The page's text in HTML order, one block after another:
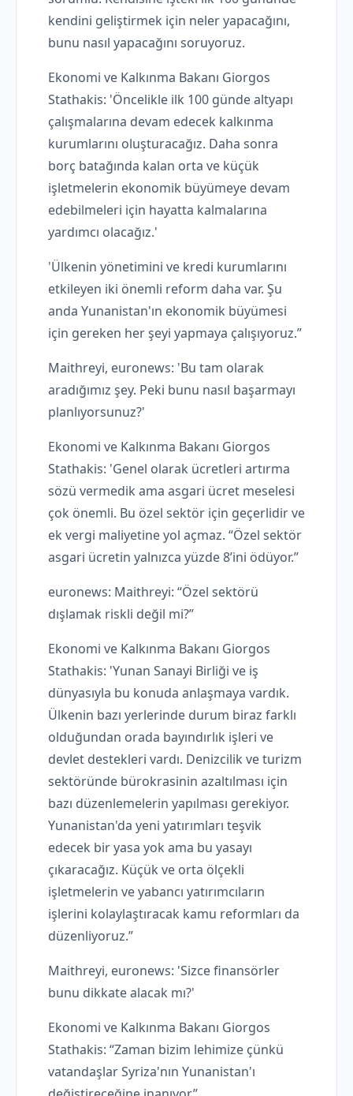
kendini geliştirmek için neler yapacağını,
bunu nasıl yapacağını soruyoruz.
Ekonomi ve Kalkınma Bakanı Giorgos
Stathakis: 'Öncelikle ilk 100 günde altyapı
çalışmalarına devam edecek kalkınma
kurumlarını oluşturacağız. Daha sonra
borç batağında kalan orta ve küçük
işletmelerin ekonomik büyümeye devam
edebilmeleri için hayatta kalmalarına
yardımcı olacağız.'
'Ülkenin yönetimini ve kredi kurumlarını
etkileyen iki önemli reform daha var. Şu
anda Yunanistan'ın ekonomik büyümesi
için gereken her şeyi yapmaya çalışıyoruz.”
Maithreyi, euronews: 'Bu tam olarak
aradığımız şey. Peki bunu nasıl başarmayı
planlıyorsunuz?'
Ekonomi ve Kalkınma Bakanı Giorgos
Stathakis: 'Genel olarak ücretleri artırma
sözü vermedik ama asgari ücret meselesi
çok önemli. Bu özel sektör için geçerlidir ve
ek vergi maliyetine yol açmaz. “Özel sektör
asgari ücretin yalnızca yüzde 8’ini ödüyor.”
euronews: Maithreyi: “Özel sektörü
dışlamak riskli değil mi?”
Ekonomi ve Kalkınma Bakanı Giorgos
Stathakis: 'Yunan Sanayi Birliği ve iş
dünyasıyla bu konuda anlaşmaya vardık.
Ülkenin bazı yerlerinde durum biraz farklı
olduğundan orada bayındırlık işleri ve
devlet destekleri vardı. Denizcilik ve turizm
sektöründe bürokrasinin azaltılması için
bazı düzenlemelerin yapılması gerekiyor.
Yunanistan'da yeni yatırımları teşvik
edecek bir yasa yok ama bu yasayı
çıkaracağız. Küçük ve orta ölçekli
işletmelerin ve yabancı yatırımcıların
işlerini kolaylaştıracak kamu reformları da
düzenliyoruz.”
Maithreyi, euronews: 'Sizce finansörler
bunu dikkate alacak mı?'
Ekonomi ve Kalkınma Bakanı Giorgos
Stathakis: “Zaman bizim lehimize çünkü
vatandaşlar Syriza'nın Yunanistan'ı